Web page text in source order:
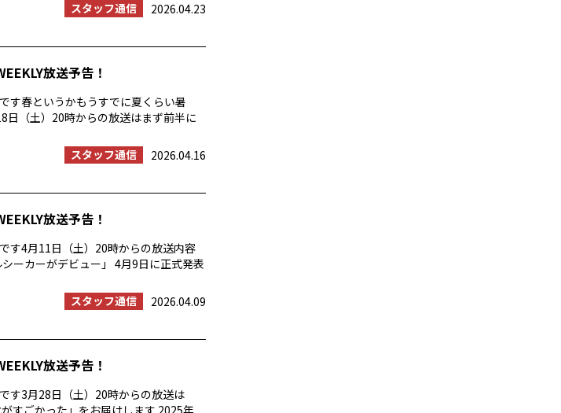
スタッフ通信
2026.04.23
放送予告！
す春というかもうすでに夏くらい暑
日（土）20時からの放送はまず前半に
スタッフ通信
2026.04.16
放送予告！
す4月11日（土）20時からの放送内容
ーカーがデビュー」 4月9日に正式発表
スタッフ通信
2026.04.09
放送予告！
す3月28日（土）20時からの放送は
すごかった」をお届けします 2025年